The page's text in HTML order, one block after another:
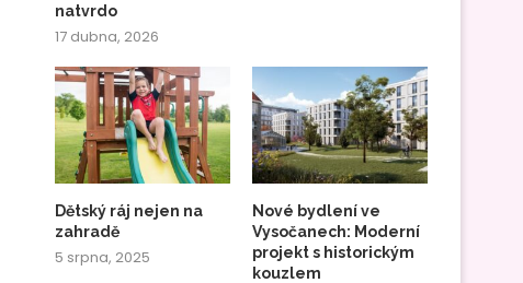
natvrdo
17 dubna, 2026
Dětský ráj nejen na
zahradě
5 srpna, 2025
Nové bydlení ve
Vysočanech: Moderní
projekt s historickým
kouzlem